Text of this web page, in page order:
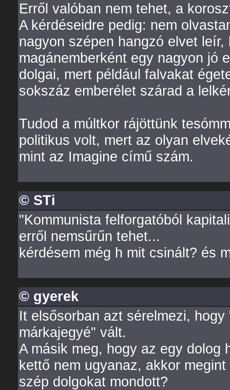
Erről valóban nem tehet, a
A kérdéseidre pedig: nem
nagyon szépen hangzó elvet
magánemberként egy nagyon jó
dolgai, mert például falvakat
sokszáz emberélet szárad a
Tudod a múltkor rájöttünk
politikus volt, mert az olyan
mint az Imagine című szám.
© STi
"Kommunista felforgatóból
erről nemsűrűn tehet...
kérdésem még h mit csinált? és
© gyerek
It elsősorban azt sérelmezi,
márkajegyé" vált.
A másik meg, hogy az egy dolog
kettő nem ugyanaz, akkor
szép dolgokat mondott?